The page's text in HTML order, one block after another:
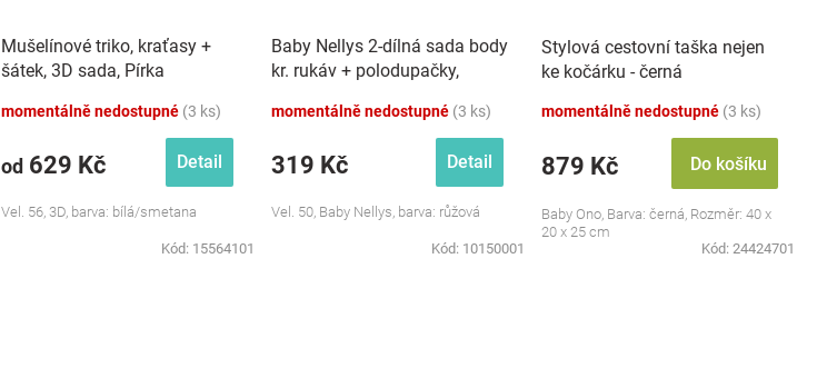
Mušelínové triko, kraťasy +
šátek, 3D sada, Pírka
momentálně nedostupné (3 ks)
od 629 Kč Detail
Vel. 56, 3D, barva: bílá/smetana
Kód: 15564101
Baby Nellys 2-dílná sada body
kr. rukáv + polodupačky,
momentálně nedostupné (3 ks)
319 Kč Detail
Vel. 50, Baby Nellys, barva: růžová
Kód: 10150001
Stylová cestovní taška nejen
ke kočárku - černá
momentálně nedostupné (3 ks)
879 Kč Do košíku
Baby Ono, Barva: černá, Rozměr: 40 x
20 x 25 cm
Kód: 24424701